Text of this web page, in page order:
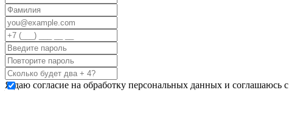
Я даю согласие на обработку персональных данных и соглашаюсь с